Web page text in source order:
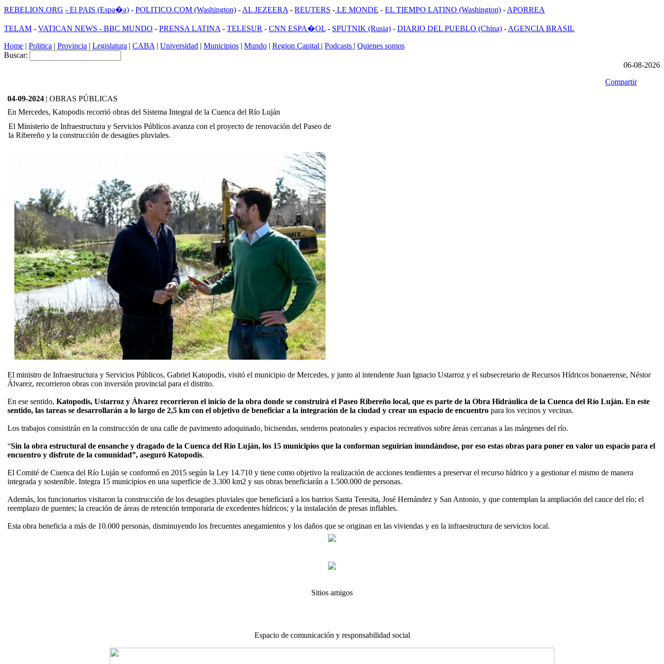
REBELION.ORG - El PAIS (Espa�a) - POLITICO.COM (Washington) - AL JEZEERA - REUTERS - LE MONDE - EL TIEMPO LATINO (Washington) - APORREA
TELAM - VATICAN NEWS - BBC MUNDO - PRENSA LATINA - TELESUR - CNN ESPA�OL - SPUTNIK (Rusia) - DIARIO DEL PUEBLO (China) - AGENCIA BRASIL
Home | Politica | Provincia | Legislatura | CABA | Universidad | Municipios | Mundo | Region Capital | Podcasts | Quienes somos
Buscar:
06-08-2026
Compartir
04-09-2024 | OBRAS PÚBLICAS
En Mercedes, Katopodis recorrió obras del Sistema Integral de la Cuenca del Río Luján
El Ministerio de Infraestructura y Servicios Públicos avanza con el proyecto de renovación del Paseo de
la Ribereño y la construcción de desagües pluviales.
El ministro de Infraestructura y Servicios Públicos, Gabriel Katopodis, visitó el municipio de Mercedes, y junto al intendente Juan Ignacio Ustarroz y el subsecretario de Recursos Hídricos bonaerense, Néstor
Álvarez, recorrieron obras con inversión provincial para el distrito.
En ese sentido, Katopodis, Ustarroz y Álvarez recorrieron el inicio de la obra donde se construirá el Paseo Ribereño local, que es parte de la Obra Hidráulica de la Cuenca del Río Luján. En este
sentido, las tareas se desarrollarán a lo largo de 2,5 km con el objetivo de beneficiar a la integración de la ciudad y crear un espacio de encuentro para los vecinos y vecinas.
Los trabajos consistirán en la construcción de una calle de pavimento adoquinado, bicisendas, senderos peatonales y espacios recreativos sobre áreas cercanas a las márgenes del río.
“Sin la obra estructural de ensanche y dragado de la Cuenca del Río Luján, los 15 municipios que la conforman seguirían inundándose, por eso estas obras para poner en valor un espacio para el
encuentro y disfrute de la comunidad”, aseguró Katopodis.
El Comité de Cuenca del Río Luján se conformó en 2015 según la Ley 14.710 y tiene como objetivo la realización de acciones tendientes a preservar el recurso hídrico y a gestionar el mismo de manera
integrada y sostenible. Integra 15 municipios en una superficie de 3.300 km2 y sus obras beneficiarán a 1.500.000 de personas.
Además, los funcionarios visitaron la construcción de los desagües pluviales que beneficiará a los barrios Santa Teresita, José Hernández y San Antonio, y que contemplan la ampliación del cauce del río; el
reemplazo de puentes; la creación de áreas de retención temporaria de excedentes hídricos; y la instalación de presas inflables.
Esta obra beneficia a más de 10.000 personas, disminuyendo los frecuentes anegamientos y los daños que se originan en las viviendas y en la infraestructura de servicios local.
Sitios amigos
Espacio de comunicación y responsabilidad social